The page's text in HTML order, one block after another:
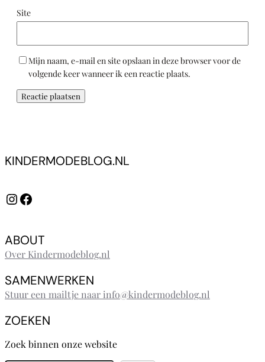
Site
Mijn naam, e-mail en site opslaan in deze browser voor de
volgende keer wanneer ik een reactie plaats.
KINDERMODEBLOG.NL
InstagramFacebook
ABOUT
Over Kindermodeblog.nl
SAMENWERKEN
Stuur een mailtje naar info@kindermodeblog.nl
ZOEKEN
Zoek binnen onze website